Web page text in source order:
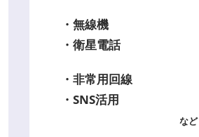
・無線機
・衛星電話
・非常用回線
・SNS活用
など